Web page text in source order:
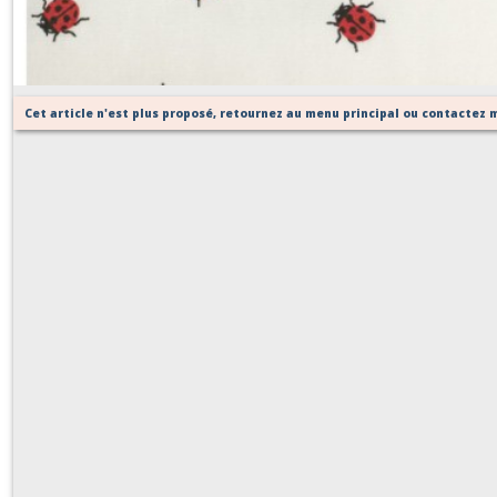
Sur demande
Cet article n'est plus proposé, retournez au menu principal ou contactez